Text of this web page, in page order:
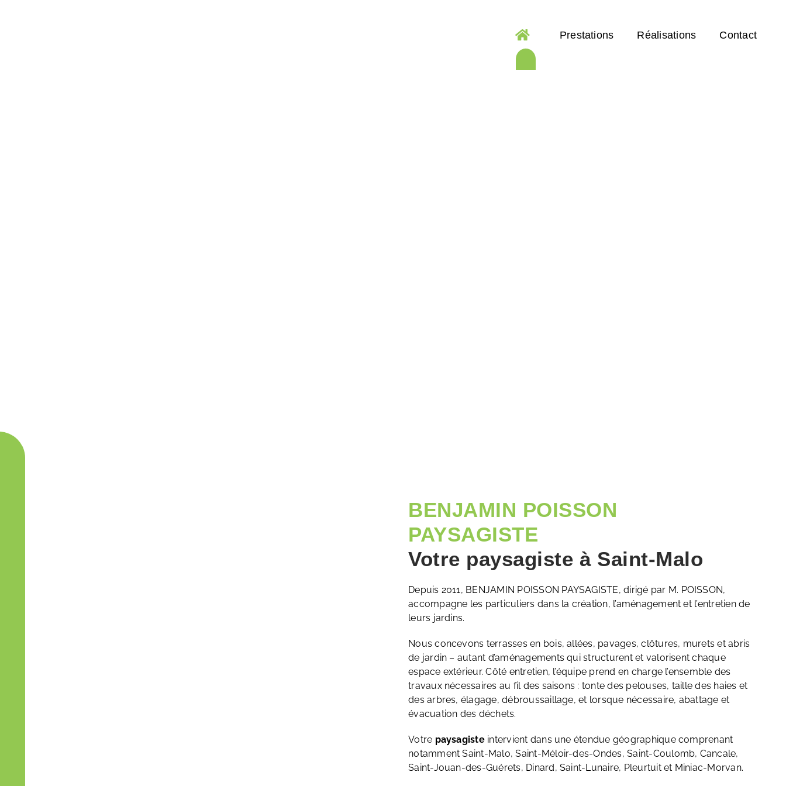
Prestations Réalisations Contact
BENJAMIN POISSON
PAYSAGISTE
Votre paysagiste à Saint-Malo
Depuis 2011, BENJAMIN POISSON PAYSAGISTE, dirigé par M. POISSON,
accompagne les particuliers dans la création, l’aménagement et l’entretien de
leurs jardins.
Nous concevons terrasses en bois, allées, pavages, clôtures, murets et abris
de jardin – autant d’aménagements qui structurent et valorisent chaque
espace extérieur. Côté entretien, l’équipe prend en charge l’ensemble des
travaux nécessaires au fil des saisons : tonte des pelouses, taille des haies et
des arbres, élagage, débroussaillage, et lorsque nécessaire, abattage et
évacuation des déchets.
Votre paysagisteintervient dans une étendue géographique comprenant
notammentSaint-Malo,Saint-Méloir-des-Ondes,Saint-Coulomb, Cancale,
Saint-Jouan-des-Guérets, Dinard,Saint-Lunaire, Pleurtuitet Miniac-Morvan.